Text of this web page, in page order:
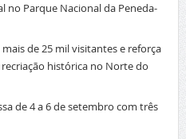
no Parque Nacional da Peneda-
de 25 mil visitantes e reforça
histórica no Norte do
de 4 a 6 de setembro com três